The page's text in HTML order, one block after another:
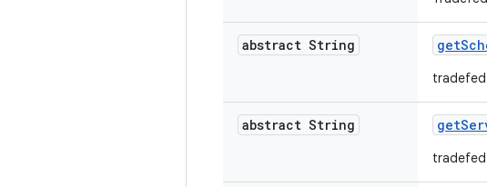
abstract String get
tradefed
abstract String get
tradefed